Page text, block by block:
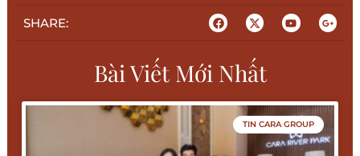
SHARE:
Bài Viết Mới Nhất
TIN CARA GROUP